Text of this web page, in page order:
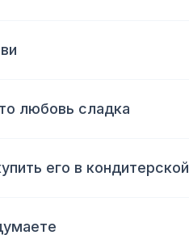
любовь сладка
его в кондитерской